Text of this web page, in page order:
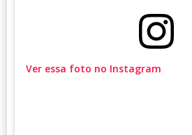
Ver essa foto no Instagram